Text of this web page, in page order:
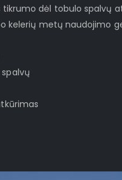
dėl tobulo spalvų
kelerių metų naudojimo